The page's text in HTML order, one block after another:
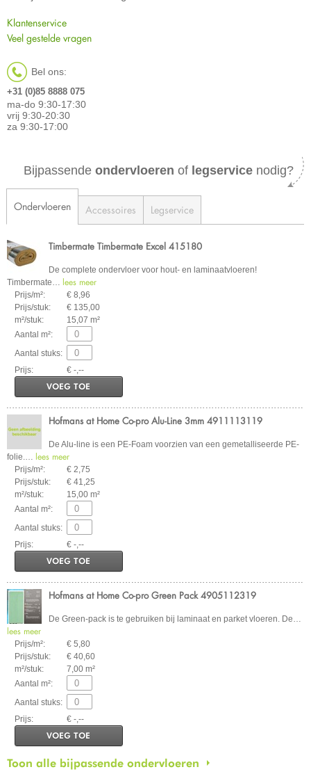
Klantenservice
Veel gestelde vragen
Bel ons:
+31 (0)85 8888 075
ma-do 9:30-17:30
vrij 9:30-20:30
za 9:30-17:00
Bijpassende ondervloeren of legservice nodig?
Ondervloeren Accessoires Legservice
Timbermate Timbermate Excel 415180
De complete ondervloer voor hout- en laminaatvloeren!
Timbermate… lees meer
Prijs/m²:
€ 8,96
Prijs/stuk:
€ 135,00
m²/stuk:
15,07 m²
Aantal m²:
Aantal stuks:
Prijs:
€ -,--
VOEG TOE
Hofmans at Home Co-pro Alu-Line 3mm 4911113119
De Alu-line is een PE-Foam voorzien van een gemetalliseerde PE-
folie.… lees meer
Prijs/m²:
€ 2,75
Prijs/stuk:
€ 41,25
m²/stuk:
15,00 m²
Aantal m²:
Aantal stuks:
Prijs:
€ -,--
VOEG TOE
Hofmans at Home Co-pro Green Pack 4905112319
De Green-pack is te gebruiken bij laminaat en parket vloeren. De…
lees meer
Prijs/m²:
€ 5,80
Prijs/stuk:
€ 40,60
m²/stuk:
7,00 m²
Aantal m²:
Aantal stuks:
Prijs:
€ -,--
VOEG TOE
Toon alle bijpassende ondervloeren